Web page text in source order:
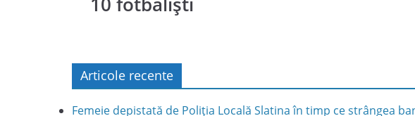
Articole recente
Femeie depistată de Poliția Locală Slatina în timp ce strângea